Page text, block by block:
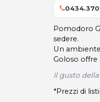
Pomodoro
sedere.
Un
Goloso offre
Il gusto
*Prezzi di